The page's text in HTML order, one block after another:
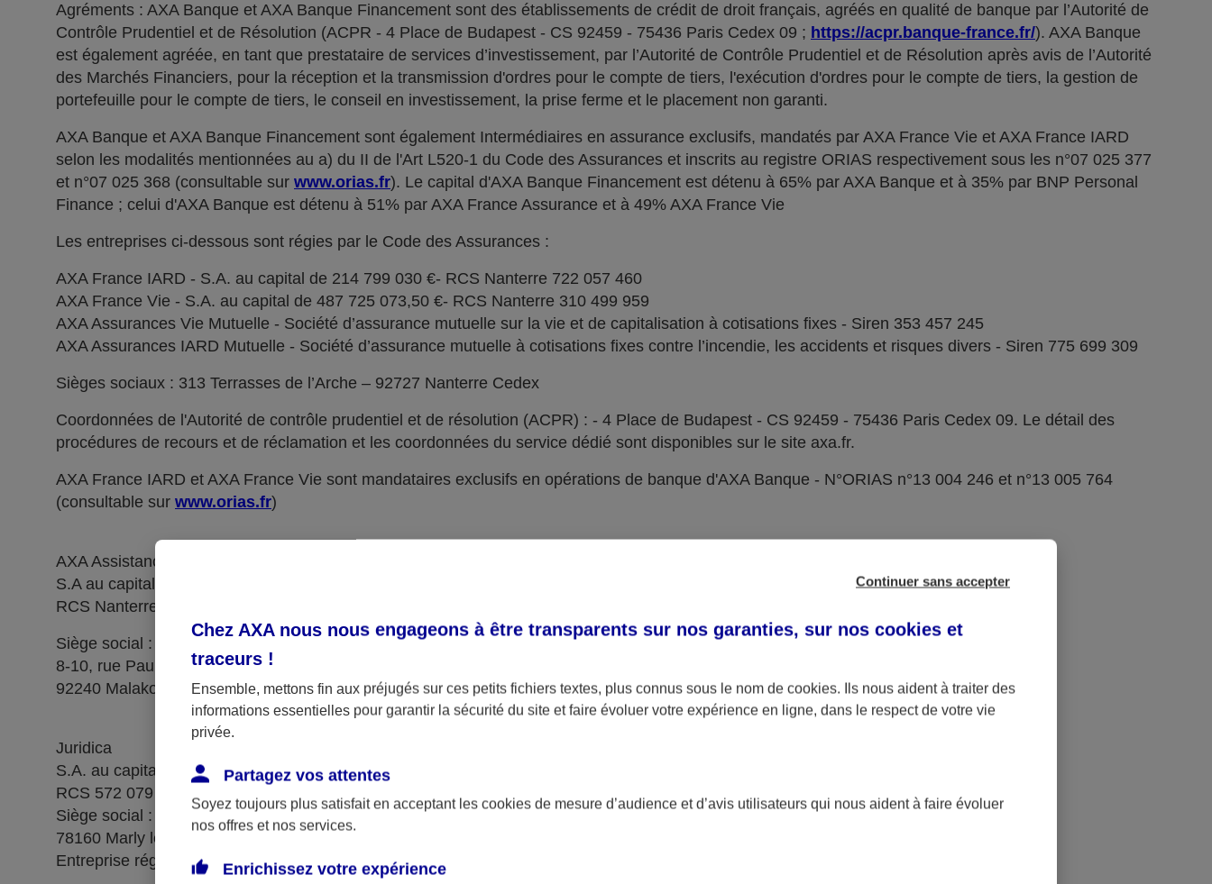
Agréments : AXA Banque et AXA Banque Financement sont des établissements de crédit de droit français, agréés en qualité de banque par l’Autorité de
Contrôle Prudentiel et de Résolution (ACPR - 4 Place de Budapest - CS 92459 - 75436 Paris Cedex 09 ; https://acpr.banque-france.fr/). AXA Banque
est également agréée, en tant que prestataire de services d’investissement, par l’Autorité de Contrôle Prudentiel et de Résolution après avis de l’Autorité
des Marchés Financiers, pour la réception et la transmission d'ordres pour le compte de tiers, l'exécution d'ordres pour le compte de tiers, la gestion de
portefeuille pour le compte de tiers, le conseil en investissement, la prise ferme et le placement non garanti.
AXA Banque et AXA Banque Financement sont également Intermédiaires en assurance exclusifs, mandatés par AXA France Vie et AXA France IARD
selon les modalités mentionnées au a) du II de l'Art L520-1 du Code des Assurances et inscrits au registre ORIAS respectivement sous les n°07 025 377
et n°07 025 368 (consultable sur www.orias.fr). Le capital d'AXA Banque Financement est détenu à 65% par AXA Banque et à 35% par BNP Personal
Finance ; celui d'AXA Banque est détenu à 51% par AXA France Assurance et à 49% AXA France Vie
Les entreprises ci-dessous sont régies par le Code des Assurances :
AXA France IARD - S.A. au capital de 214 799 030 €- RCS Nanterre 722 057 460
AXA France Vie - S.A. au capital de 487 725 073,50 €- RCS Nanterre 310 499 959
AXA Assurances Vie Mutuelle - Société d’assurance mutuelle sur la vie et de capitalisation à cotisations fixes - Siren 353 457 245
AXA Assurances IARD Mutuelle - Société d’assurance mutuelle à cotisations fixes contre l’incendie, les accidents et risques divers - Siren 775 699 309
Sièges sociaux : 313 Terrasses de l’Arche – 92727 Nanterre Cedex
Coordonnées de l'Autorité de contrôle prudentiel et de résolution (ACPR) : - 4 Place de Budapest - CS 92459 - 75436 Paris Cedex 09. Le détail des
procédures de recours et de réclamation et les coordonnées du service dédié sont disponibles sur le site axa.fr.
AXA France IARD et AXA France Vie sont mandataires exclusifs en opérations de banque d'AXA Banque - N°ORIAS n°13 004 246 et n°13 005 764
(consultable sur www.orias.fr)
AXA Assistance France Assurances,
S.A au capital de 51 429 430,40 €,
RCS Nanterre 415 392 724
Siège social :
8-10, rue Paul Vaillant Couturier
92240 Malakoff
Juridica
S.A. au capital de 14 627 854,68 €
RCS 572 079 150 Versailles
Siège social : 1, place Victorien Sardou
78160 Marly le Roi
Entreprise régie par le code des assurances
Continuer sans accepter
Chez AXA nous nous engageons à être transparents sur nos garanties, sur nos cookies et
traceurs !
Ensemble, mettons fin aux préjugés sur ces petits fichiers textes, plus connus sous le nom de cookies. Ils nous aident à traiter des
informations essentielles pour garantir la sécurité du site et faire évoluer votre expérience en ligne, dans le respect de votre vie
privée.
Partagez vos attentes
Soyez toujours plus satisfait en acceptant les cookies de mesure d’audience et d’avis utilisateurs qui nous aident à faire évoluer
nos offres et nos services.
Enrichissez votre expérience